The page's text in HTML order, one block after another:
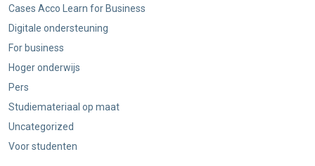
Cases Acco Learn for Business
Digitale ondersteuning
For business
Hoger onderwijs
Pers
Studiemateriaal op maat
Uncategorized
Voor studenten